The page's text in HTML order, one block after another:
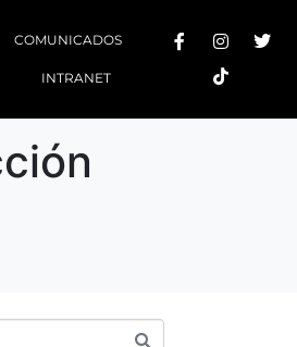
COMUNICADOS
INTRANET